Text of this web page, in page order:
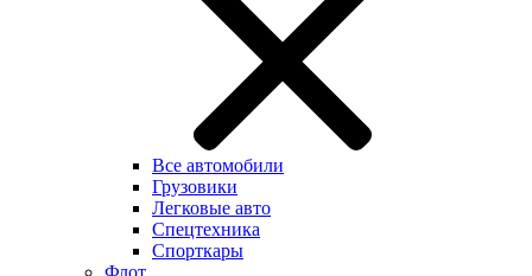
Все автомобили
Грузовики
Легковые авто
Спецтехника
Спорткары
Флот